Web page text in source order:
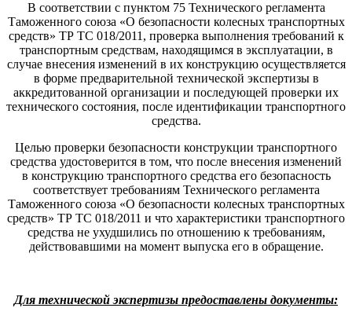
В соответствии с пунктом 75 Технического регламента
Таможенного союза «О безопасности колесных транспортных
средств» ТР ТС 018/2011, проверка выполнения требований к
транспортным средствам, находящимся в эксплуатации, в
случае внесения изменений в их конструкцию осуществляется
в форме предварительной технической экспертизы в
аккредитованной организации и последующей проверки их
технического состояния, после идентификации транспортного
средства.
Целью проверки безопасности конструкции транспортного
средства удостоверится в том, что после внесения изменений
в конструкцию транспортного средства его безопасность
соответствует требованиям Технического регламента
Таможенного союза «О безопасности колесных транспортных
средств» ТР ТС 018/2011 и что характеристики транспортного
средства не ухудшились по отношению к требованиям,
действовавшими на момент выпуска его в обращение.
Для технической экспертизы предоставлены документы: